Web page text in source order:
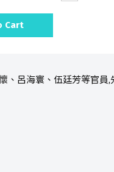
Cart
、呂海寰、伍廷芳等官